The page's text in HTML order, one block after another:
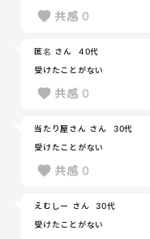
共感 0
匿名 さん
40代
受けたことがない
共感 0
当たり屋さん さん
30代
受けたことがない
共感 0
えむしー さん
30代
受けたことがない